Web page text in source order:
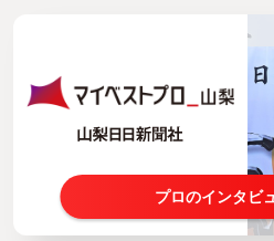
プロのインタビ